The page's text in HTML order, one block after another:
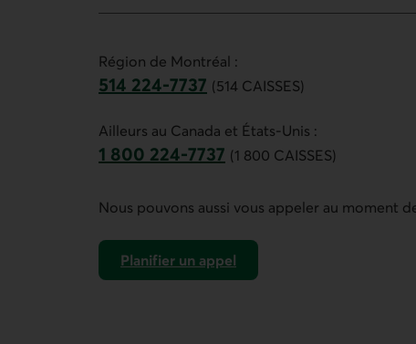
Région de Montréal :
514 224-7737 (514 CAISSES)
Ailleurs au Canada et États-Unis :
1 800 224-7737 (1 800 CAISSES)
Nous pouvons aussi vous appeler au moment
Planifier un appel